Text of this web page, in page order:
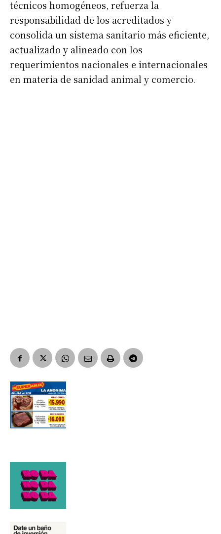
Suscribirme gratis
técnicos homogéneos, refuerza la
responsabilidad de los acreditados y
consolida un sistema sanitario más eficiente,
actualizado y alineado con los
requerimientos nacionales e internacionales
en materia de sanidad animal y comercio.